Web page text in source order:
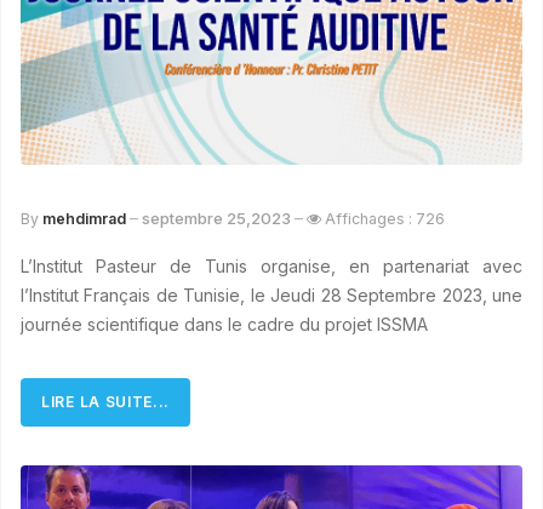
By mehdimrad septembre 25,2023 Affichages : 726
L’Institut Pasteur de Tunis organise, en partenariat avec
l’Institut Français de Tunisie, le Jeudi 28 Septembre 2023, une
journée scientifique dans le cadre du projet ISSMA
LIRE LA SUITE...